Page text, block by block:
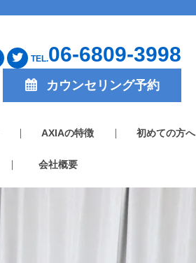
TEL.06-6809-3998
カウンセリング予約
AXIAの特徴 初めての方へ
会社概要